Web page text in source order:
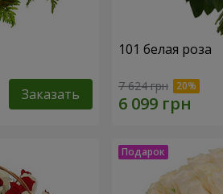
Заказать
101 белая роза
7 624 грн